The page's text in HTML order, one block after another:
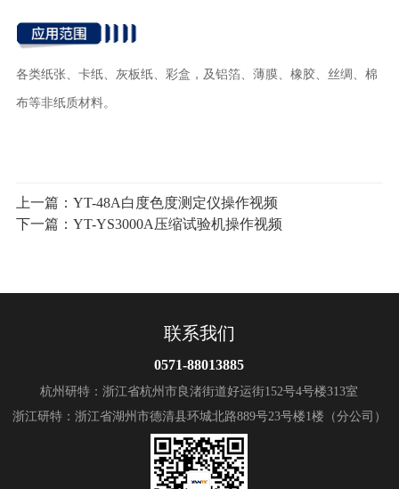
各类纸张、卡纸、灰板纸、彩盒，及铝箔、薄膜、橡胶、丝绸、棉
布等非纸质材料。
上一篇： YT-48A白度色度测定仪操作视频
下一篇： YT-YS3000A压缩试验机操作视频
联系我们
0571-88013885
杭州研特：浙江省杭州市良渚街道好运街152号4号楼313室
浙江研特：浙江省湖州市德清县环城北路889号23号楼1楼（分公司）